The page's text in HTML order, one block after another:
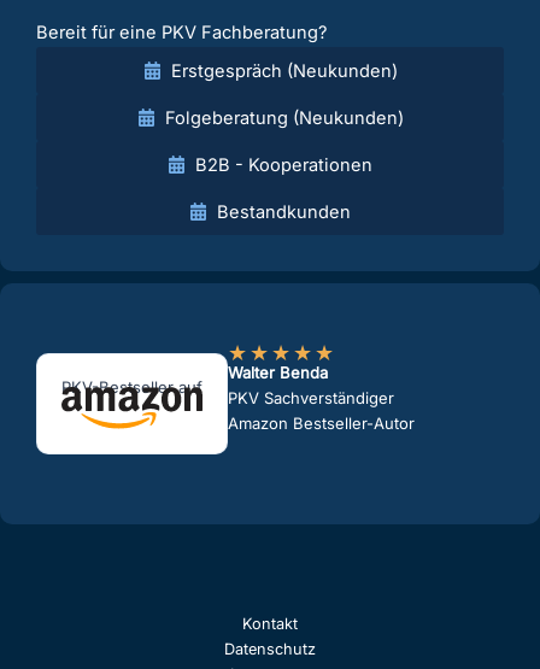
Bereit für eine PKV Fachberatung?
Erstgespräch (Neukunden)
Folgeberatung (Neukunden)
B2B - Kooperationen
Bestandkunden
PKV-Bestseller auf
★★★★★
Walter Benda
PKV Sachverständiger
Amazon Bestseller-Autor
Kontakt
Datenschutz